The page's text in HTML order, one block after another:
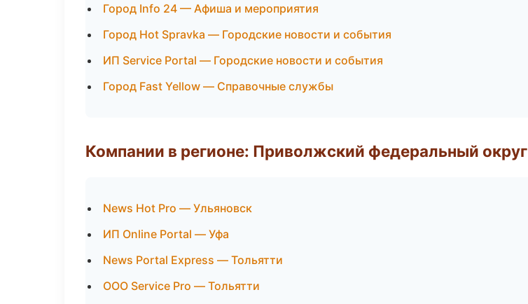
Город Info 24 — Афиша и мероприятия
Город Hot Spravka — Городские новости и события
ИП Service Portal — Городские новости и события
Город Fast Yellow — Справочные службы
Компании в регионе: Приволжский федеральный округ
News Hot Pro — Ульяновск
ИП Online Portal — Уфа
News Portal Express — Тольятти
ООО Service Pro — Тольятти